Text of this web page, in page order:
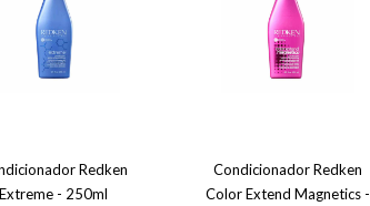
Redken
Extreme - 250ml
Condicionador Redken
Color Extend Magnetics -